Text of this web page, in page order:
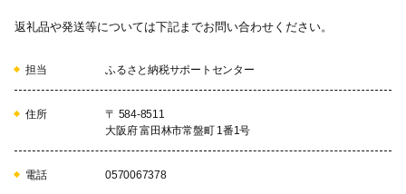
返礼品や発送等については下記までお問い合わせください。
担当 ふるさと納税サポートセンター
住所
〒 584-8511
大阪府 富田林市常盤町 1番1号
電話 0570067378